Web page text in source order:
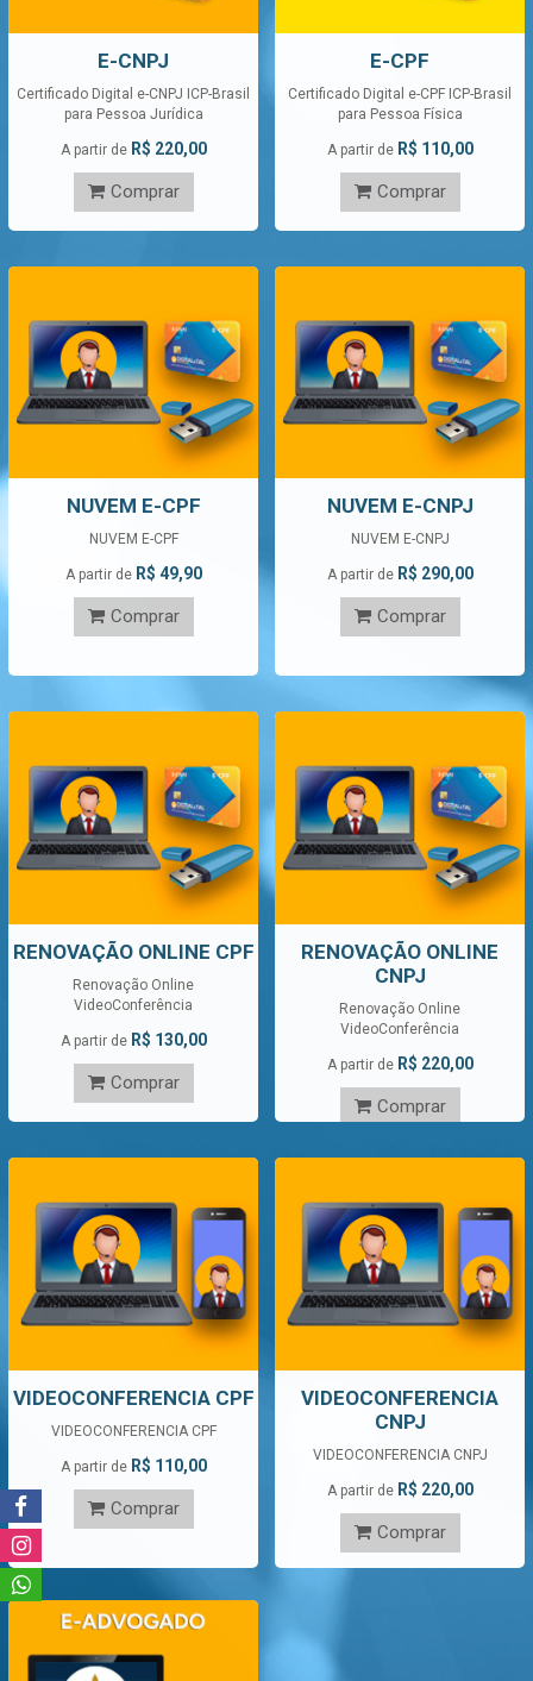
E-CNPJ
Certificado Digital e-CNPJ ICP-Brasil
para Pessoa Jurídica
A partir de R$ 220,00
Comprar
E-CPF
Certificado Digital e-CPF ICP-Brasil
para Pessoa Física
A partir de R$ 110,00
Comprar
NUVEM E-CPF
NUVEM E-CPF
A partir de R$ 49,90
Comprar
NUVEM E-CNPJ
NUVEM E-CNPJ
A partir de R$ 290,00
Comprar
RENOVAÇÃO ONLINE CPF
Renovação Online
VideoConferência
A partir de R$ 130,00
Comprar
RENOVAÇÃO ONLINE
CNPJ
Renovação Online
VideoConferência
A partir de R$ 220,00
Comprar
VIDEOCONFERENCIA CPF
VIDEOCONFERENCIA CPF
A partir de R$ 110,00
Comprar
VIDEOCONFERENCIA
CNPJ
VIDEOCONFERENCIA CNPJ
A partir de R$ 220,00
Comprar